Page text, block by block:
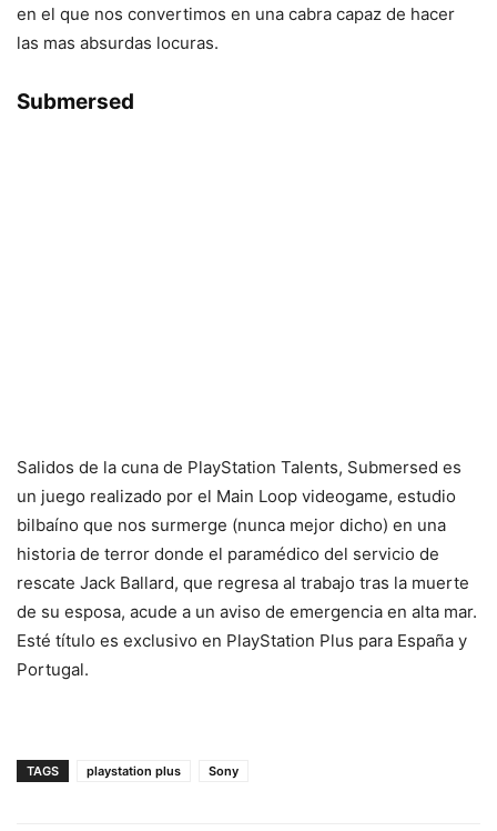
en el que nos convertimos en una cabra capaz de hacer
las mas absurdas locuras.
Submersed
Salidos de la cuna de PlayStation Talents, Submersed es
un juego realizado por el Main Loop videogame, estudio
bilbaíno que nos surmerge (nunca mejor dicho) en una
historia de terror donde el paramédico del servicio de
rescate Jack Ballard, que regresa al trabajo tras la muerte
de su esposa, acude a un aviso de emergencia en alta mar.
Esté título es exclusivo en PlayStation Plus para España y
Portugal.
TAGS playstation plus Sony